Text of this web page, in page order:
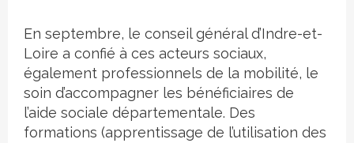
En septembre, le conseil général d’Indre-et-
Loire a confié à ces acteurs sociaux,
également professionnels de la mobilité, le
soin d’accompagner les bénéficiaires de
l’aide sociale départementale. Des
formations (apprentissage de l’utilisation des